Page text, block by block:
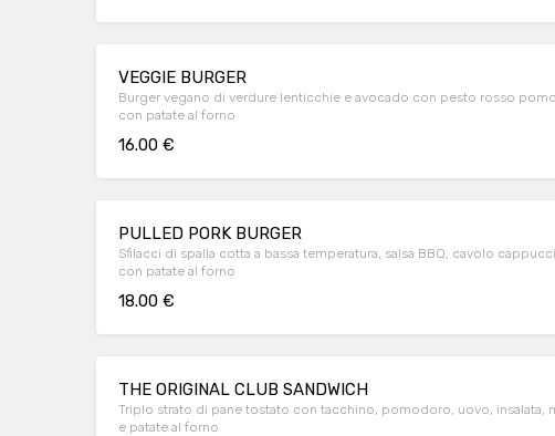
VEGGIE BURGER
Burger vegano di verdure lenticchie e avocado con pesto rosso
con patate al forno
16.00 €
PULLED PORK BURGER
Sfilacci di spalla cotta a bassa temperatura, salsa BBQ, cavolo
con patate al forno
18.00 €
THE ORIGINAL CLUB SANDWICH
Triplo strato di pane tostato con tacchino, pomodoro, uovo, insalata,
e patate al forno